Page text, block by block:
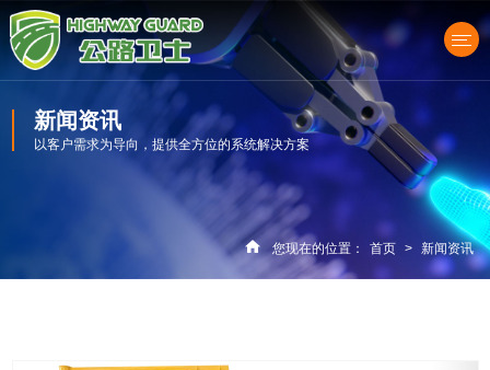
产品中心
新闻资讯
以客户需求为导向，提供全方位的系统解决方案
您现在的位置： 首页 > 新闻资讯